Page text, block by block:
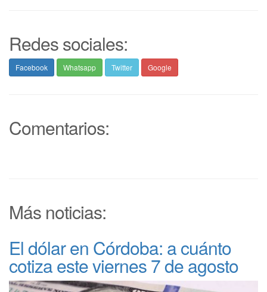
Redes sociales:
Facebook Whatsapp Twitter Google
Comentarios:
Más noticias:
El dólar en Córdoba: a cuánto
cotiza este viernes 7 de agosto